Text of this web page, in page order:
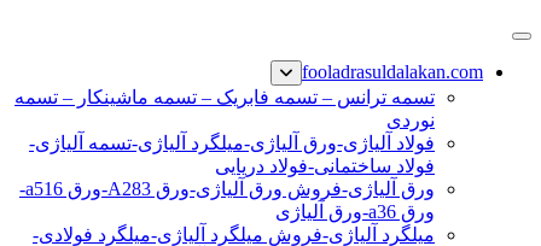
پرش
محتوا
نبشی فولادی-ناودانی فولادی-قیمت ورق-قیمت فولاد
fooladrasuldalakan.com
تسمه ترانس – تسمه فابریک – تسمه ماشینکار – تسمه
نوردی
فولاد آلیاژی-ورق آلیاژی-میلگرد آلیاژی-تسمه آلیاژی-
فولاد ساختمانی-فولاد دریایی
ورق آلیاژی-فروش ورق آلیاژی-ورق A283-ورق a516-
ورق a36-ورق آلیاژی
میلگرد آلیاژی-فروش میلگرد آلیاژی-میلگرد فولادی-